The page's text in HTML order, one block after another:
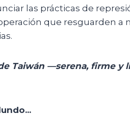
las prácticas de
que resguarden a
Taiwán —serena, firme